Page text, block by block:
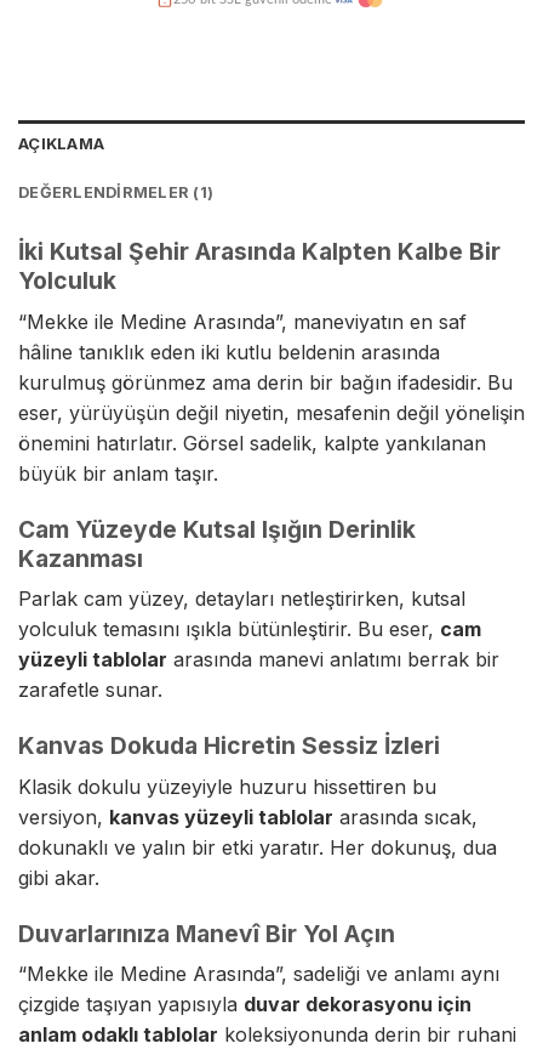
AÇIKLAMA
DEĞERLENDIRMELER (1)
İki Kutsal Şehir Arasında Kalpten Kalbe Bir
Yolculuk
“Mekke ile Medine Arasında”, maneviyatın en saf
hâline tanıklık eden iki kutlu beldenin arasında
kurulmuş görünmez ama derin bir bağın ifadesidir. Bu
eser, yürüyüşün değil niyetin, mesafenin değil yönelişin
önemini hatırlatır. Görsel sadelik, kalpte yankılanan
büyük bir anlam taşır.
Cam Yüzeyde Kutsal Işığın Derinlik
Kazanması
Parlak cam yüzey, detayları netleştirirken, kutsal
yolculuk temasını ışıkla bütünleştirir. Bu eser, cam
yüzeyli tablolar arasında manevi anlatımı berrak bir
zarafetle sunar.
Kanvas Dokuda Hicretin Sessiz İzleri
Klasik dokulu yüzeyiyle huzuru hissettiren bu
versiyon, kanvas yüzeyli tablolar arasında sıcak,
dokunaklı ve yalın bir etki yaratır. Her dokunuş, dua
gibi akar.
Duvarlarınıza Manevî Bir Yol Açın
“Mekke ile Medine Arasında”, sadeliği ve anlamı aynı
çizgide taşıyan yapısıyla duvar dekorasyonu için
anlam odaklı tablolar koleksiyonunda derin bir ruhani